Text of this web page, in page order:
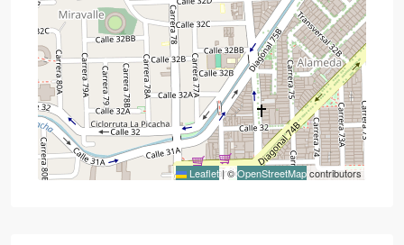
Leaflet|©OpenStreetMapcontributors